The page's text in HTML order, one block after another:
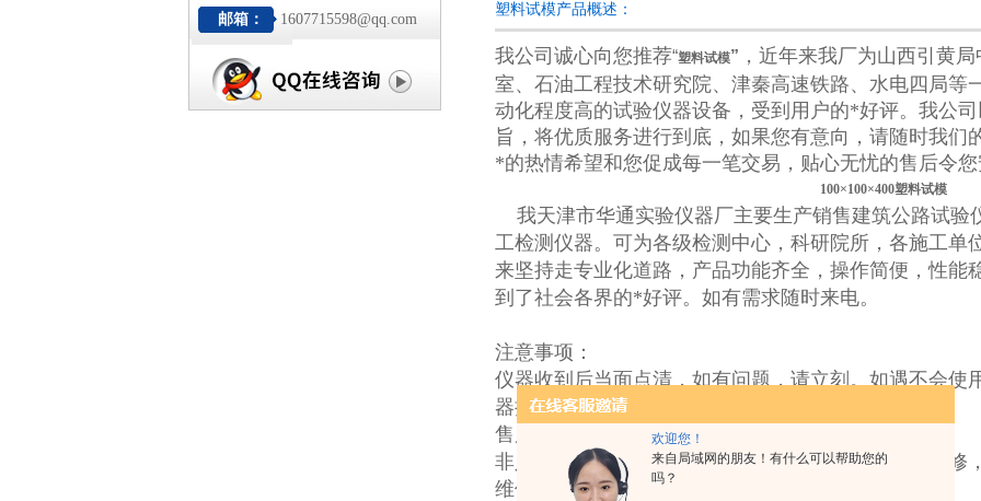
欢迎您！
来自局域网的朋友！有什么可以帮助您的
吗？
邮箱： 1607715598@qq.com
塑料试模产品概述：
我公司诚心向您推荐“塑料试模” ，近年来我厂为山西引黄
室、石油工程技术研究院、津秦高速铁路、水电四局等
动化程度高的试验仪器设备，受到用户的*好评。我公
旨，将优质服务进行到底，如果您有意向，请随时我们
*的热情希望和您促成每一笔交易，贴心无忧的售后令
100×100×400塑料试模
我天津市华通实验仪器厂主要生产销售建筑公路试验
工检测仪器。可为各级检测中心，科研院所，各施工单
来坚持走专业化道路，产品功能齐全，操作简便，性能
到了社会各界的*好评。如有需求随时来电。
注意事项：
仪器收到后当面点清，如有问题，请立刻。如遇不会使
器损坏！
售后服务：
非人为因素，我公司对售出的任何仪器实行一年内保修
维修，并且负责送货上门，安装调试或指导用户使用。